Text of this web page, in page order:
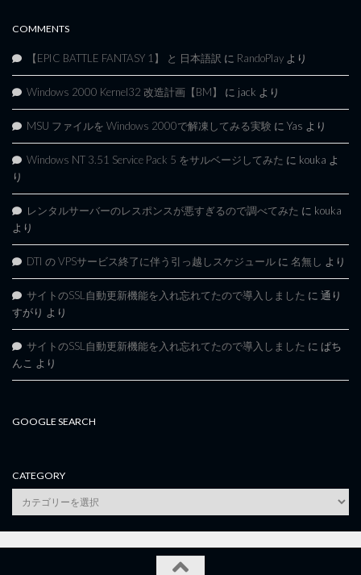
COMMENTS
【EPIC BATTLE FANTASY 1】 と 日本語訳 に RandoPlay より
Windows 2000 Kernel32 改造計画【BM】 に jack より
MSU ファイルを Windows 2000で解凍してみる実験 に Yas より
Windows NT 3.51 Service Pack 5 をサルベージしてみた に kouka よ
り
レンタルサーバーのレスポンスが悪すぎるので調べてみた に kouka
より
DTI の VPSサービス終了に伴う引っ越しスケジュール に 名無し より
サイトのSSL自動更新機能を入れ忘れてたので導入しました に 通り
すがり より
サイトのSSL自動更新機能を入れ忘れてたので導入しました に ぱち
んこ より
GOOGLE SEARCH
CATEGORY
category